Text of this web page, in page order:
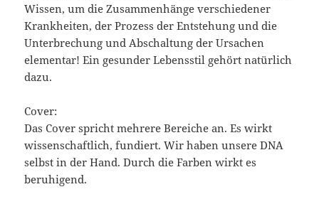
Wissen, um die Zusammenhänge verschiedener
Krankheiten, der Prozess der Entstehung und die
Unterbrechung und Abschaltung der Ursachen
elementar! Ein gesunder Lebensstil gehört natürlich
dazu.
Cover:
Das Cover spricht mehrere Bereiche an. Es wirkt
wissenschaftlich, fundiert. Wir haben unsere DNA
selbst in der Hand. Durch die Farben wirkt es
beruhigend.